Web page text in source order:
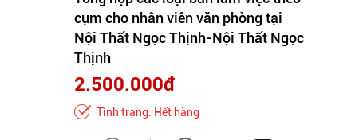
cụm cho nhân viên văn phòng tại
Nội Thất Ngọc Thịnh-Nội Thất Ngọc
Thịnh
2.500.000đ
Tình trạng: Hết hàng